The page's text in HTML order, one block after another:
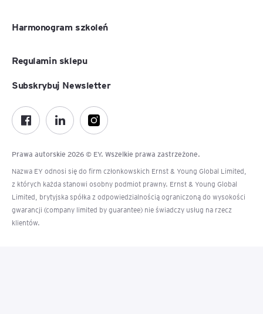
Harmonogram szkoleń
Regulamin sklepu
Prawa autorskie 2026 © EY. Wszelkie prawa zastrzeżone.
Nazwa EY odnosi się do firm członkowskich Ernst & Young Global Limited,
z których każda stanowi osobny podmiot prawny. Ernst & Young Global
Limited, brytyjska spółka z odpowiedzialnością ograniczoną do wysokości
gwarancji (company limited by guarantee) nie świadczy usług na rzecz
klientów.
Subskrybuj Newsletter